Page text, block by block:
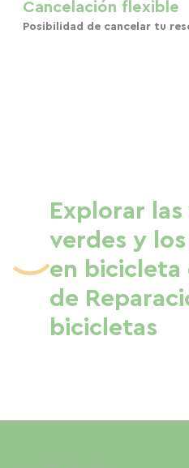
Cancelación flexible
Posibilidad de cancelar tu
Explorar las
verdes y
en bicicleta
de
bicicletas